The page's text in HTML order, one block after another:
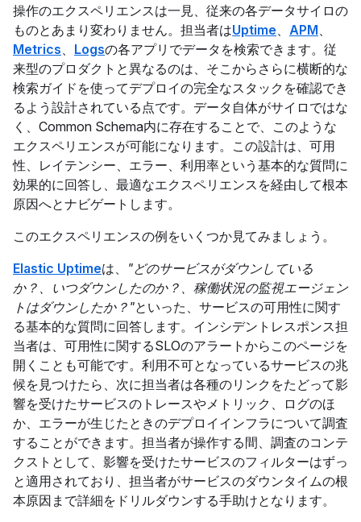
操作のエクスペリエンスは一見、従来の各データサイロの
ものとあまり変わりません。担当者はUptime APM
Metrics
Logsの各アプリでデータを検索できます。従
来型のプロダクトと異なるのは、そこからさらに横断的な
検索ガイドを使ってデプロイの完全なスタックを確認でき
るよう設計されている点です。データ自体がサイロではな
く、Common Schema内に存在することで、このような
エクスペリエンスが可能になります。この設計は、可用
性、レイテンシー、エラー、利用率という基本的な質問に
効果的に回答し、最適なエクスペリエンスを経由して根本
原因へとナビゲートします。
このエクスペリエンスの例をいくつか見てみましょう。
Elastic Uptimeは、 "どのサービスがダウンしている
か？、いつダウンしたのか？、稼働状況の監視エージェン
トはダウンしたか？"といった、サービスの可用性に関す
る基本的な質問に回答します。インシデントレスポンス担
当者は、可用性に関するSLOのアラートからこのページを
開くことも可能です。利用不可となっているサービスの兆
候を見つけたら、次に担当者は各種のリンクをたどって影
響を受けたサービスのトレースやメトリック、ログのほ
か、エラーが生じたときのデプロイインフラについて調査
することができます。担当者が操作する間、調査のコンテ
クストとして、影響を受けたサービスのフィルターはずっ
と適用されており、担当者がサービスのダウンタイムの根
本原因まで詳細をドリルダウンする手助けとなります。